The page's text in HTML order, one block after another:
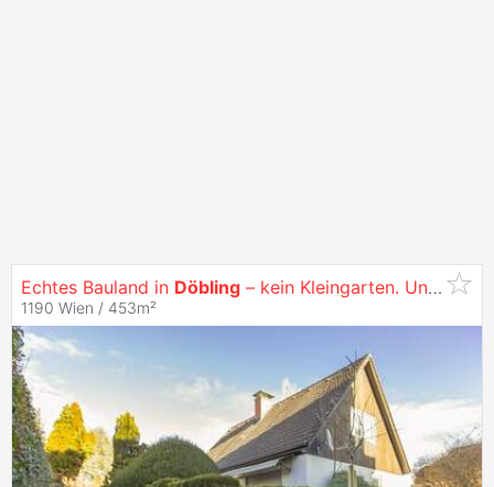
Echtes Bauland in Döbling – kein Kleingarten. Und das zu einem fairen Preis
1190 Wien / 453m²